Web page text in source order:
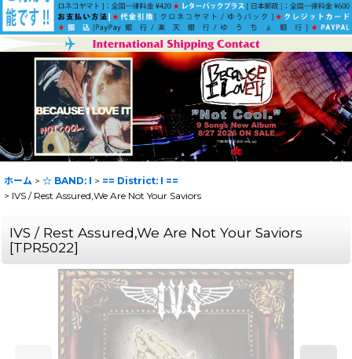
ホーム > ☆ BAND: I > == District: I ==
> IVS / Rest Assured,We Are Not Your Saviors
IVS / Rest Assured,We Are Not Your Saviors
[TPR5022]